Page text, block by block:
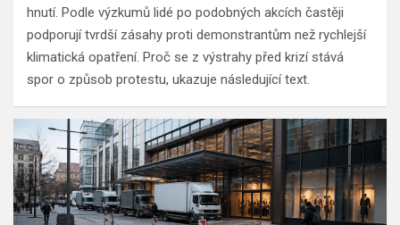
hnutí. Podle výzkumů lidé po podobných akcích častěji
podporují tvrdší zásahy proti demonstrantům než rychlejší
klimatická opatření. Proč se z výstrahy před krizí stává
spor o způsob protestu, ukazuje následující text.